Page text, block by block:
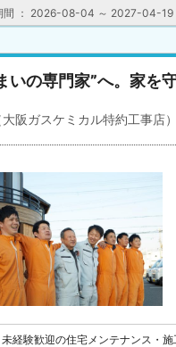
間 ： 2026-08-04 ～ 2027-04-19
いの専門家”へ。家を
阪ガスケミカル特約工事店）
未経験歓迎の住宅メンテナンス・施